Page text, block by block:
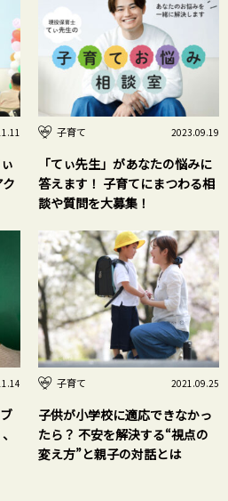
子育て 2023.09.19
「てぃ先生」があなたの悩みに
答えます！ 子育てにまつわる相
談や質問を大募集！
子育て 2021.09.25
子供が小学校に適応できなかっ
たら？ 不安を解決する“視点の
変え方”と親子の対話とは